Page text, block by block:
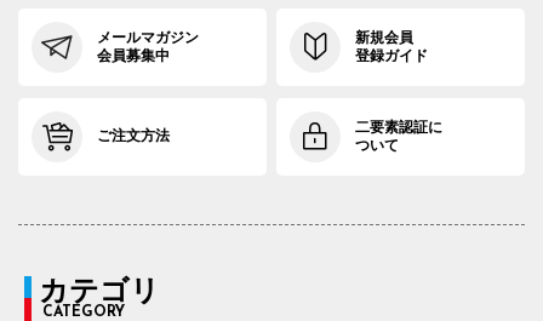
メールマガジン
会員募集中
新規会員
登録ガイド
ご注文方法
二要素認証に
ついて
カテゴリ
CATEGORY